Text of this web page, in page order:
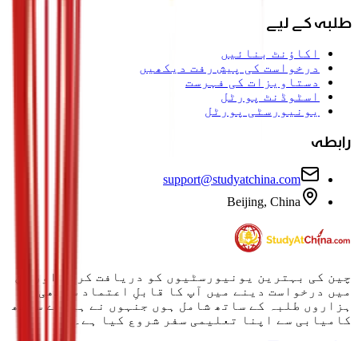
طلبہ کے لیے
اکاؤنٹ بنائیں
درخواست کی پیش رفت دیکھیں
دستاویزات کی فہرست
اسٹوڈنٹ پورٹل
یونیورسٹی پورٹل
رابطہ
support@studyatchina.com
Beijing, China
چین کی بہترین یونیورسٹیوں کو دریافت کرنے اور ان
میں درخواست دینے میں آپ کا قابلِ اعتماد ساتھی۔
ہزاروں طلبہ کے ساتھ شامل ہوں جنہوں نے ہمارے ساتھ
کامیابی سے اپنا تعلیمی سفر شروع کیا ہے۔